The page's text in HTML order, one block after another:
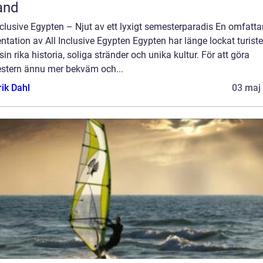
Egypten – Njut av ett lyxigt semesterparadis En
av All Inclusive Egypten Egypten har länge lockat
rika historia, soliga stränder och unika kultur. För att göra
ännu mer bekväm och...
Dahl
03 maj